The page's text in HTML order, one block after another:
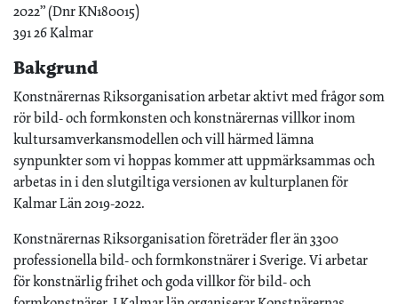
2022” (Dnr KN180015)
391 26 Kalmar
Bakgrund
Konstnärernas Riksorganisation arbetar aktivt med frågor som
rör bild- och formkonsten och konstnärernas villkor inom
kultursamverkansmodellen och vill härmed lämna
synpunkter som vi hoppas kommer att uppmärksammas och
arbetas in i den slutgiltiga versionen av kulturplanen för
Kalmar Län 2019-2022.
Konstnärernas Riksorganisation företräder fler än 3300
professionella bild- och formkonstnärer i Sverige. Vi arbetar
för konstnärlig frihet och goda villkor för bild- och